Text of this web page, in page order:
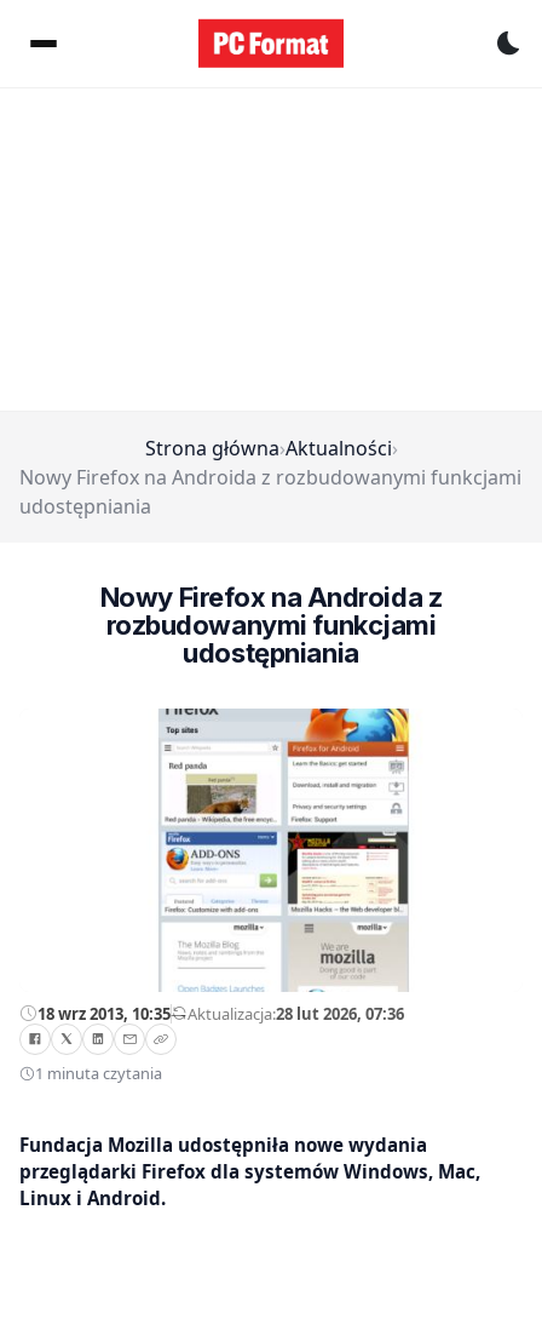
Strona główna›Aktualności›
Nowy Firefox na Androida z rozbudowanymi funkcjami
udostępniania
Nowy Firefox na Androida z
rozbudowanymi funkcjami
udostępniania
18 wrz 2013, 10:35—Aktualizacja:28 lut 2026, 07:36
1 minuta czytania
Fundacja Mozilla udostępniła nowe wydania
przeglądarki Firefox dla systemów Windows, Mac,
Linux i Android.